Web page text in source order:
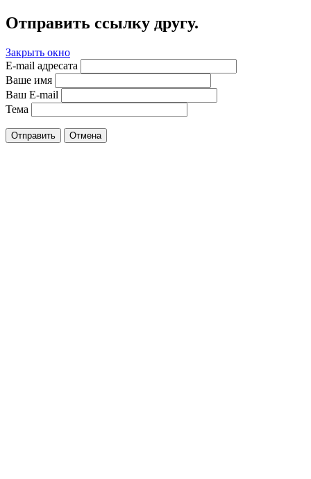
Отправить ссылку другу.
Закрыть окно
E-mail адресата
Ваше имя
Ваш E-mail
Тема
Отправить Отмена